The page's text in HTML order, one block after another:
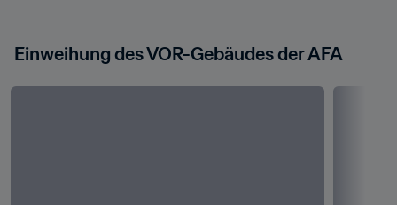
Einweihung des VOR-Gebäudes der AFA